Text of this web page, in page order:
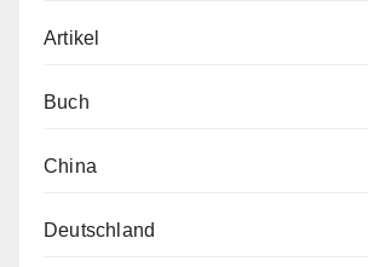
Artikel
Buch
China
Deutschland